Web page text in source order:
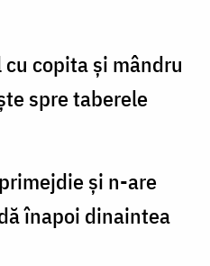
copita şi mândru
spre taberele
şi n-are
înapoi dinaintea